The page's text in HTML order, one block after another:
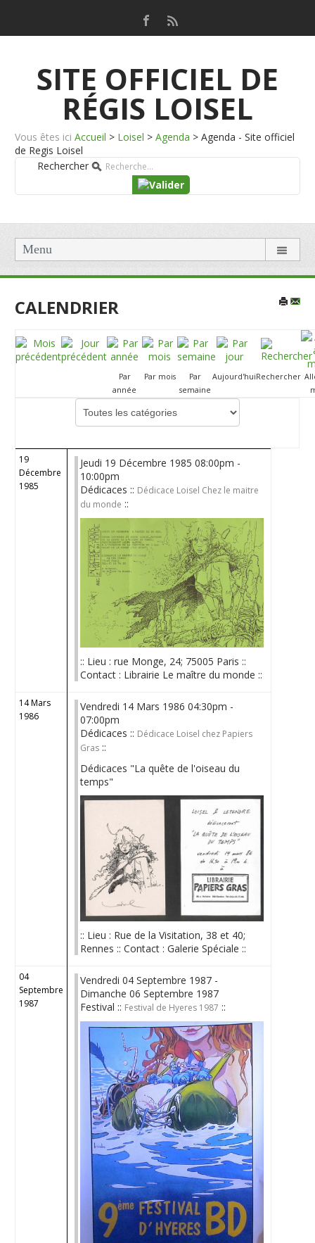
SITE OFFICIEL DE
RÉGIS LOISEL
Vous êtes ici Accueil > Loisel > Agenda > Agenda - Site officiel
de Regis Loisel
Rechercher
Menu
CALENDRIER
Par
année
Par mois
Par
semaine
Aujourd'huiRechercher
Choisissez une catégorie pour filtrer la liste
19
Décembre
1985
Jeudi 19 Décembre 1985 08:00pm -
10:00pm
Dédicaces :: Dédicace Loisel Chez le maitre
du monde ::
:: Lieu : rue Monge, 24; 75005 Paris ::
Contact : Librairie Le maître du monde ::
14 Mars
1986
Vendredi 14 Mars 1986 04:30pm -
07:00pm
Dédicaces :: Dédicace Loisel chez Papiers
Gras ::
Dédicaces "La quête de l'oiseau du
temps"
:: Lieu : Rue de la Visitation, 38 et 40;
Rennes :: Contact : Galerie Spéciale ::
04
Septembre
1987
Vendredi 04 Septembre 1987 -
Dimanche 06 Septembre 1987
Festival :: Festival de Hyeres 1987 ::